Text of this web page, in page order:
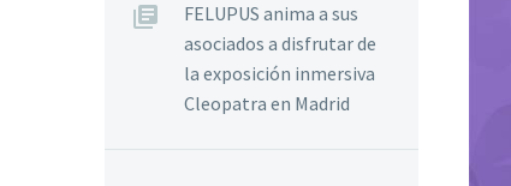
FELUPUS anima a sus
asociados a disfrutar de
la exposición inmersiva
Cleopatra en Madrid